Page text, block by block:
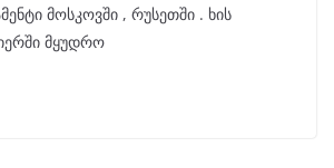
მოსკოვში , რუსეთში . ხის
მყუდრო